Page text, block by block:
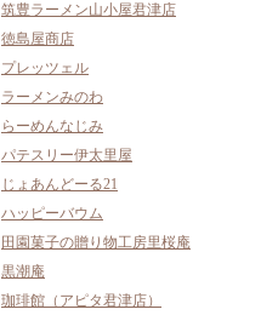
筑豊ラーメン山小屋君津店
徳島屋商店
プレッツェル
ラーメンみのわ
らーめんなじみ
パテスリー伊太里屋
じょあんどーる21
ハッピーバウム
田園菓子の贈り物工房里桜庵
黒潮庵
珈琲館（アピタ君津店）